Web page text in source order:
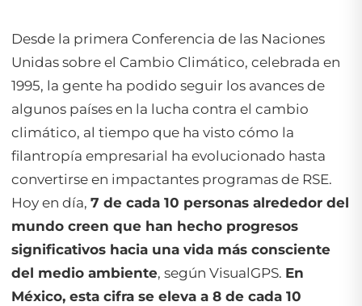
Desde la primera Conferencia de las Naciones
Unidas sobre el Cambio Climático, celebrada en
1995, la gente ha podido seguir los avances de
algunos países en la lucha contra el cambio
climático, al tiempo que ha visto cómo la
filantropía empresarial ha evolucionado hasta
convertirse en impactantes programas de RSE.
Hoy en día, 7 de cada 10 personas alrededor del
mundo creen que han hecho progresos
significativos hacia una vida más consciente
del medio ambiente, según VisualGPS. En
México, esta cifra se eleva a 8 de cada 10